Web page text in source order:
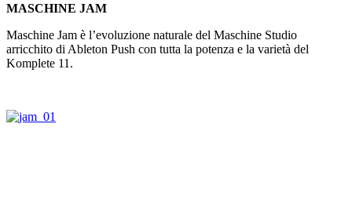
MASCHINE JAM
Maschine Jam è l’evoluzione naturale del Maschine Studio
arricchito di Ableton Push con tutta la potenza e la varietà del
Komplete 11.